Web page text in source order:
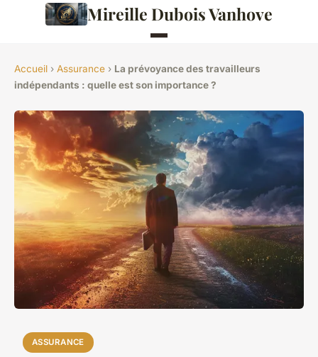
Mireille Dubois Vanhove
Accueil › Assurance › La prévoyance des travailleurs
indépendants : quelle est son importance ?
ASSURANCE